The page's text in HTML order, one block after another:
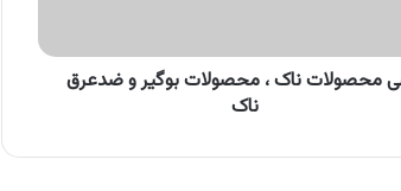
محصولات ناک ، محصولات بوگیر و ضدعرق
ناک